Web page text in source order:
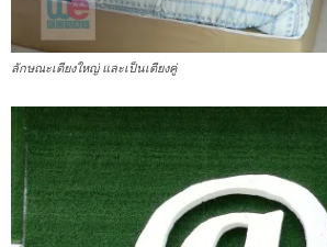
ลักษณะเตียงใหญ่ และเป็นเตียงคู่